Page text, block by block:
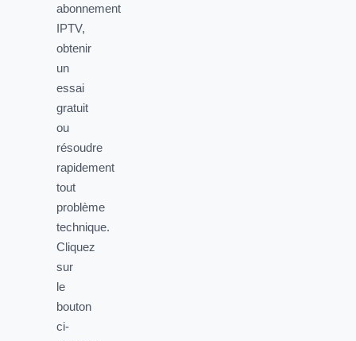
abonnement
IPTV,
obtenir
un
essai
gratuit
ou
résoudre
rapidement
tout
problème
technique.
Cliquez
sur
le
bouton
ci-